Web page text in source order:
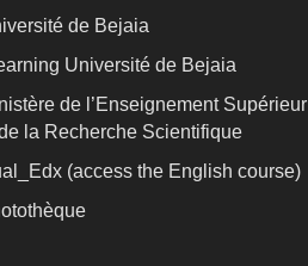
de Bejaia
Université de Bejaia
de l’Enseignement Supérieur
la Recherche Scientifique
(access the English course)